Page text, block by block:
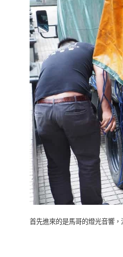
首先進來的是馬哥的燈光音響